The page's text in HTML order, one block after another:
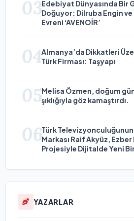
03Edebiyat Dünyasında Bir
Doğuyor: Dilruba Engin ve
Evreni ‘AVENOİR’
04Almanya’da Dikkatleri
Türk Firması: Taşyapı
05Melisa Özmen, doğum
şıklığıyla göz kamaştırdı.
06Türk Televizyonculuğunun
Markası Raif Akyüz,
Projesiyle Dijitalde Yeni
YAZARLAR